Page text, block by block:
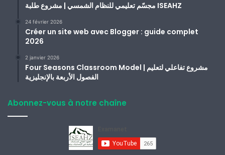
مجسّم تعليمي للنظام الشمسي | مشروع طلبة ISEAHZ
24 février 2026
Créer un site web avec Blogger : guide complet
2026
2 janvier 2026
Four Seasons Classroom Model | مشروع تفاعلي لتعليم
الفصول الأربعة بالإنجليزية
Abonnez-vous à notre chaîne